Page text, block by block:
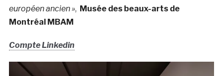
européen ancien », Musée des beaux-arts de
Montréal MBAM
Compte Linkedin